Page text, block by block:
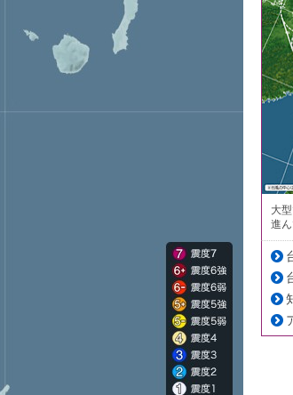
大
進